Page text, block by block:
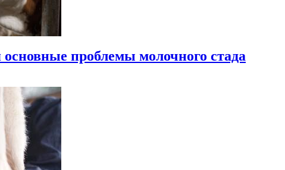
основные проблемы молочного стада